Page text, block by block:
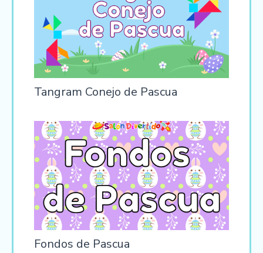
Tangram Conejo de Pascua
Fondos de Pascua